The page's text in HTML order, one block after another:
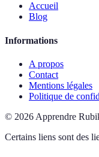
Accueil
Blog
Informations
A propos
Contact
Mentions légales
Politique de
© 2026 Apprendre
Certains liens sont des